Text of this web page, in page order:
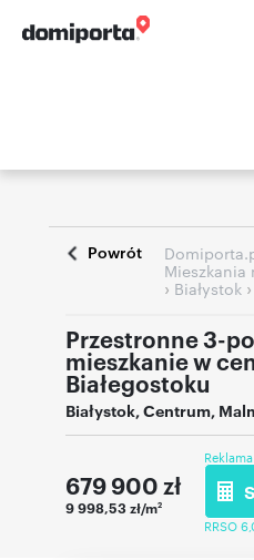
Powrót
Mieszkania
› Białystok ›
Przestronne 3-
mieszkanie w
Białegostoku
Białystok,Centrum,
679 900 zł
9 998,53 zł/m2
Reklama
RRSO